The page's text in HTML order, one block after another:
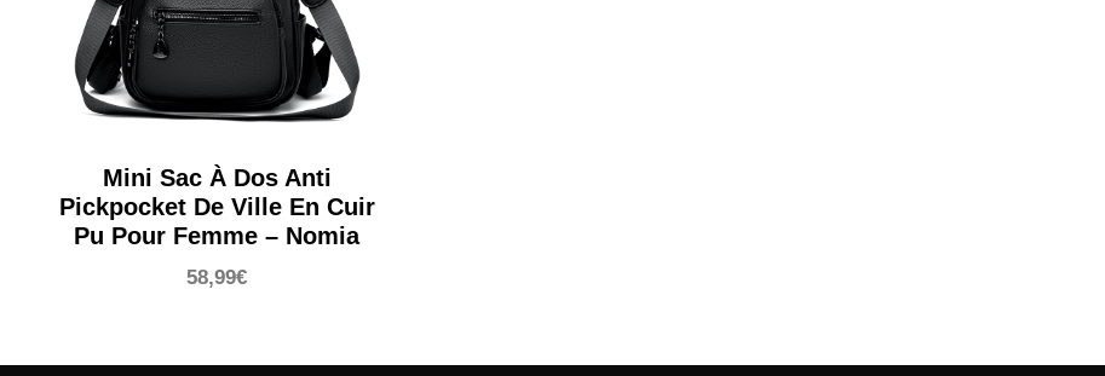
Mini Sac À Dos Anti
Pickpocket De Ville En Cuir
Pu Pour Femme – Nomia
58,99€